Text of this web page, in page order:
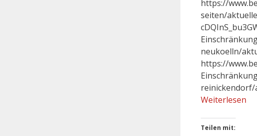
https://
seiten/
neukoelln/
https://
reinickendorf/
Weiterlesen
Teilen mit: